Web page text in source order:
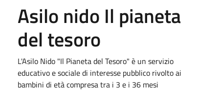
Asilo nido Il pianeta
del tesoro
L'Asilo Nido "Il Pianeta del Tesoro" è un servizio
educativo e sociale di interesse pubblico rivolto ai
bambini di età compresa tra i 3 e i 36 mesi